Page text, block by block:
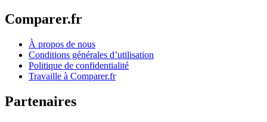
Comparer.fr
À propos de nous
Conditions générales d’utilisation
Politique de confidentialité
Travaille à Comparer.fr
Partenaires